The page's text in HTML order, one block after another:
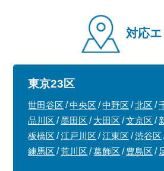
対応
東京23区
世田谷区 中央区 中野区 北区
品川区
墨田区 大田区 文京区
板橋区
江戸川区 江東区 渋谷区
練馬区
荒川区 葛飾区 豊島区